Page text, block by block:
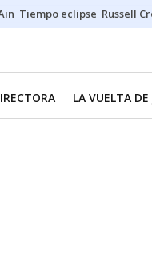
Tiempo eclipse Russell
LA VUELTA